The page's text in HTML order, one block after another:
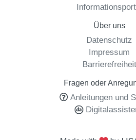
Über uns
Datenschutz
Impressum
Barrierefreiheit
Fragen oder
Anleitungen und